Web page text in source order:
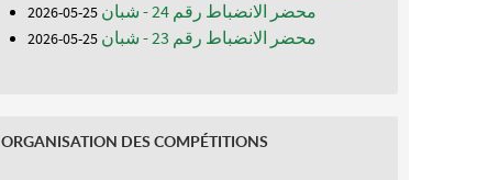
محضر الانضباط رقم 24 - شبان 25-05-2026
محضر الانضباط رقم 23 - شبان 25-05-2026
ORGANISATION DES COMPÉTITIONS